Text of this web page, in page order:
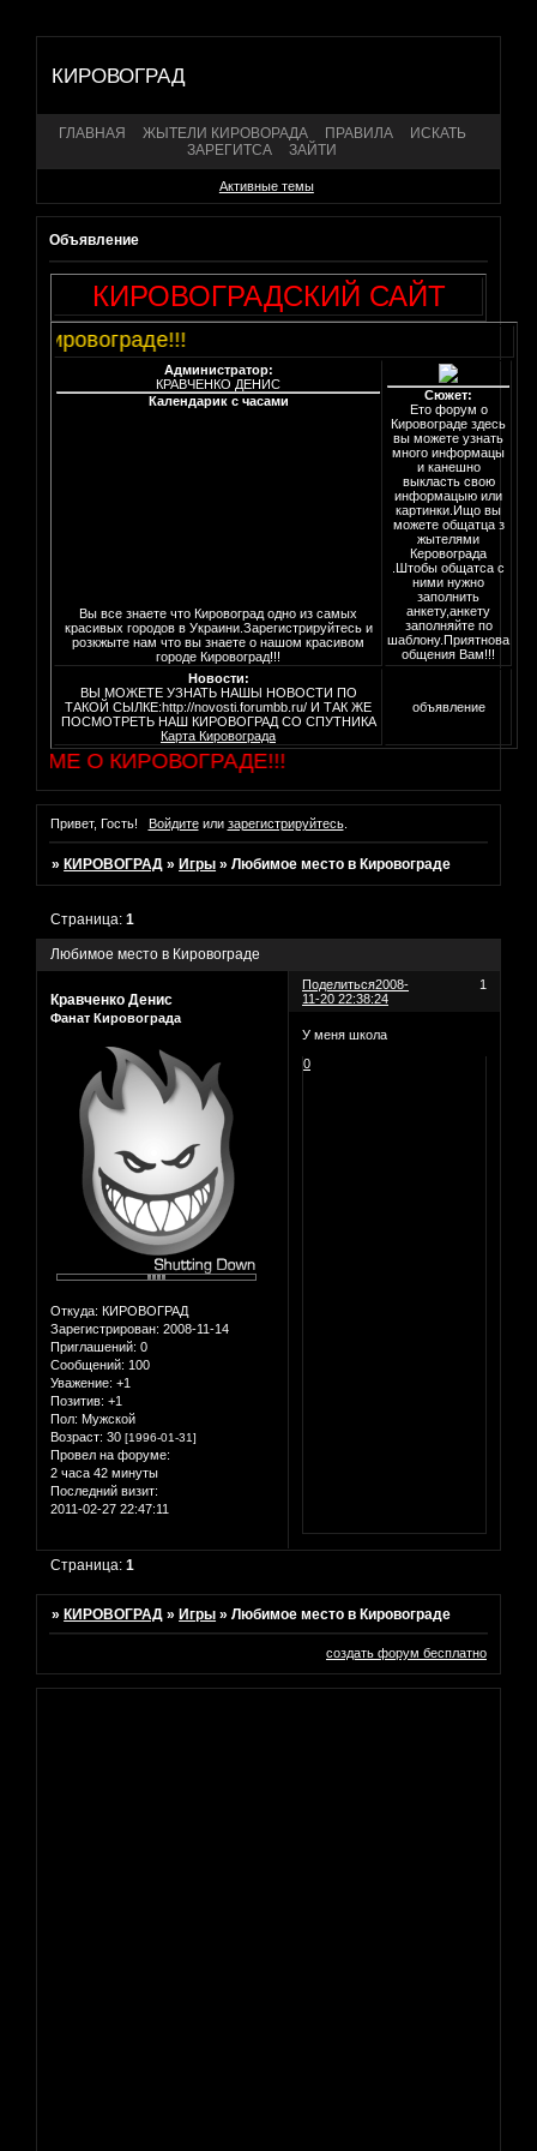
КИРОВОГРАД
ГЛАВНАЯ ЖЫТЕЛИ КИРОВОРАДА ПРАВИЛА
ИСКАТЬ
ЗАРЕГИТСА
ЗАЙТИ
Активные темы
Объявление
КИРОВОГРАДСКИЙ САЙТ
Кировограде!!!
Администратор:
КРАВЧЕНКО ДЕНИС
Календарик с часами
Вы все знаете что Кировоград одно из самых
красивых городов в Украини.Зарегистрируйтесь и
розкжыте нам что вы знаете о нашом красивом
городе Кировоград!!!
Сюжет:
Ето форум о
Кировограде здесь
вы можете узнать
много информацы
и канешно
выкласть свою
информацыю или
картинки.Ищо вы
можете общатца з
жытелями
Керовограда
.Штобы общатса с
ними нужно
заполнить
анкету,анкету
заполняйте по
шаблону.Приятнова
общения Вам!!!
Новости:
ВЫ МОЖЕТЕ УЗНАТЬ НАШЫ НОВОСТИ ПО
ТАКОЙ СЫЛКЕ:http://novosti.forumbb.ru/ И ТАК ЖЕ
ПОСМОТРЕТЬ НАШ КИРОВОГРАД СО СПУТНИКА
Карта Кировограда
объявление
О КИРОВОГРАДЕ!!!
Привет, Гость! Войдитеили зарегистрируйтесь.
» КИРОВОГРАД » Игры »Любимое место в Кировограде
Любимое место в Кировограде
Страница:1
Поделиться 1
2008-
11-20 22:38:24
Кравченко Денис
Фанат Кировограда
Откуда: КИРОВОГРАД
Зарегистрирован: 2008-11-14
Приглашений: 0
Сообщений: 100
Уважение: +1
Позитив: +1
Пол: Мужской
Возраст: 30 [1996-01-31]
Провел на форуме:
2 часа 42 минуты
Последний визит:
2011-02-27 22:47:11
У меня школа
0
Страница:1
» КИРОВОГРАД » Игры »Любимое место в Кировограде
создать форум бесплатно